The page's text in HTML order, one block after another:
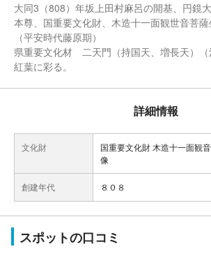
大同3（808）年坂上田村麻呂の開基、円鏡
本尊、国重要文化財、木造十一面観世音菩
（平安時代藤原期）
県重要文化材 二天門（持国天、増長天）（
紅葉に彩る。
詳細情報
文化財
国重要文化財 木造十一面観
像
創建年代 ８０８
スポットの口コミ